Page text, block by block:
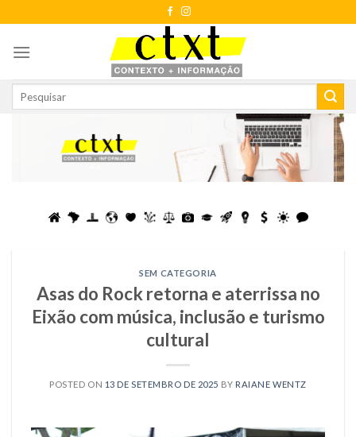
to
content
SEM CATEGORIA
Asas do Rock retorna e aterrissa no
Eixão com música, inclusão e turismo
cultural
POSTED ON 13 DE SETEMBRO DE 2025 BY RAIANE WENTZ